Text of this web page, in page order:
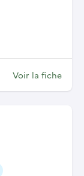
Voir la fiche